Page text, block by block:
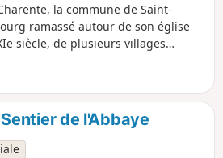
la commune de Saint-
ramassé autour de son église
siècle, de plusieurs villages
de l'Abbaye